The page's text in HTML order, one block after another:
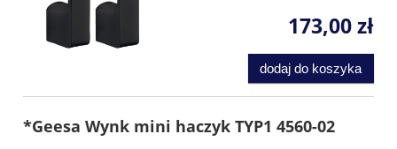
173,00 zł
dodaj do koszyka
*Geesa Wynk mini haczyk TYP1 4560-02